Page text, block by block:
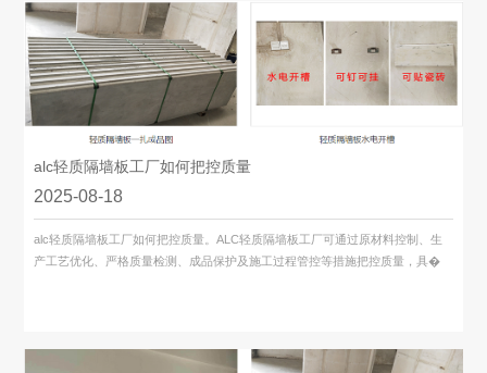
alc轻质隔墙板工厂如何把控质量
2025-08-18
alc轻质隔墙板工厂如何把控质量。ALC轻质隔墙板工厂可通过原材料控制、生
产工艺优化、严格质量检测、成品保护及施工过程管控等措施把控质量，具�